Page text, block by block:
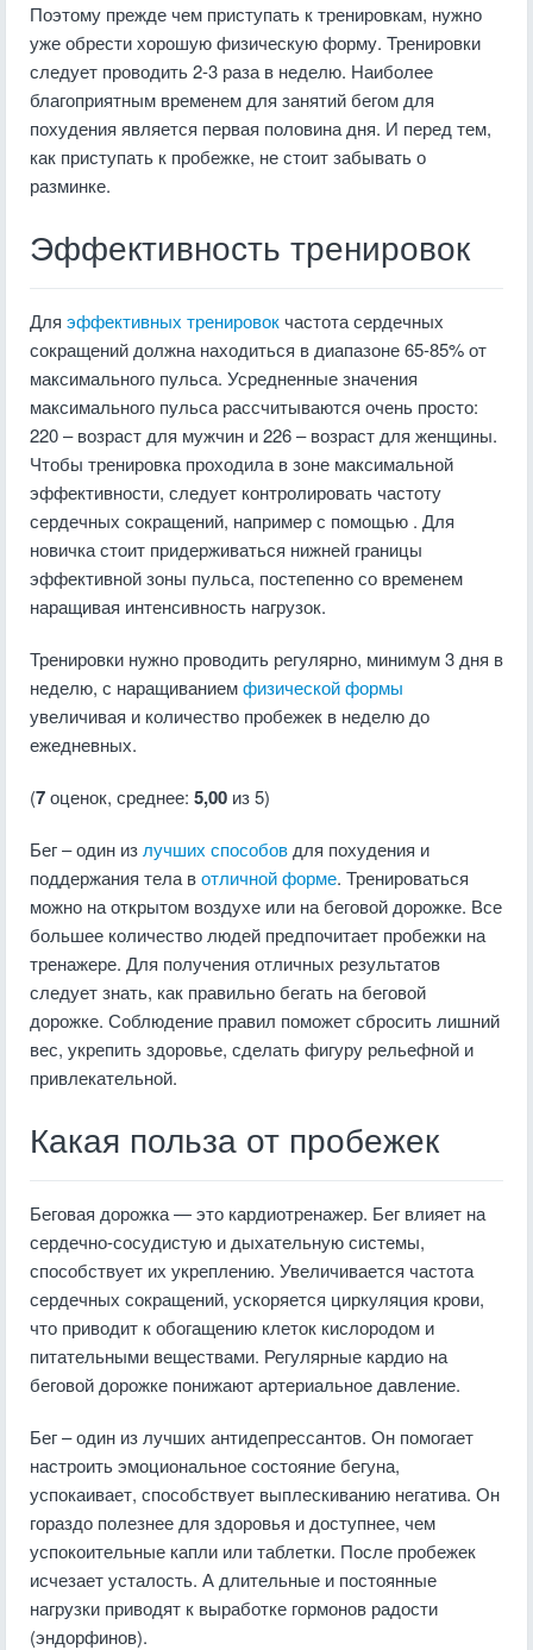
Поэтому прежде чем приступать к тренировкам, нужно
уже обрести хорошую физическую форму. Тренировки
следует проводить 2-3 раза в неделю. Наиболее
благоприятным временем для занятий бегом для
похудения является первая половина дня. И перед тем,
как приступать к пробежке, не стоит забывать о
разминке.
Эффективность тренировок
Для эффективных тренировок частота сердечных
сокращений должна находиться в диапазоне 65-85% от
максимального пульса. Усредненные значения
максимального пульса рассчитываются очень просто:
220 – возраст для мужчин и 226 – возраст для женщины.
Чтобы тренировка проходила в зоне максимальной
эффективности, следует контролировать частоту
сердечных сокращений, например с помощью . Для
новичка стоит придерживаться нижней границы
эффективной зоны пульса, постепенно со временем
наращивая интенсивность нагрузок.
Тренировки нужно проводить регулярно, минимум 3 дня в
неделю, с наращиваниемфизической формы
увеличивая и количество пробежек в неделю до
ежедневных.
(7оценок, среднее: 5,00 из 5)
Бег – один из лучших способов для похудения и
поддержания тела вотличной форме. Тренироваться
можно на открытом воздухе или на беговой дорожке. Все
большее количество людей предпочитает пробежки на
тренажере. Для получения отличных результатов
следует знать, как правильно бегать на беговой
дорожке. Соблюдение правил поможет сбросить лишний
вес, укрепить здоровье, сделать фигуру рельефной и
привлекательной.
Какая польза от пробежек
Беговая дорожка — это кардиотренажер. Бег влияет на
сердечно-сосудистую и дыхательную системы,
способствует их укреплению. Увеличивается частота
сердечных сокращений, ускоряется циркуляция крови,
что приводит к обогащению клеток кислородом и
питательными веществами. Регулярные кардио на
беговой дорожке понижают артериальное давление.
Бег – один из лучших антидепрессантов. Он помогает
настроить эмоциональное состояние бегуна,
успокаивает, способствует выплескиванию негатива. Он
гораздо полезнее для здоровья и доступнее, чем
успокоительные капли или таблетки. После пробежек
исчезает усталость. А длительные и постоянные
нагрузки приводят к выработке гормонов радости
(эндорфинов).